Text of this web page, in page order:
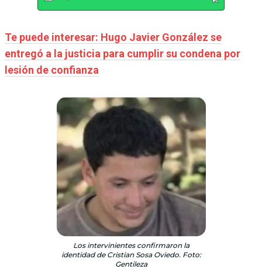
Te puede interesar: Hugo Javier González se
entregó a la justicia para cumplir su condena por
lesión de confianza
Los intervinientes confirmaron la
identidad de Cristian Sosa Oviedo. Foto:
Gentileza